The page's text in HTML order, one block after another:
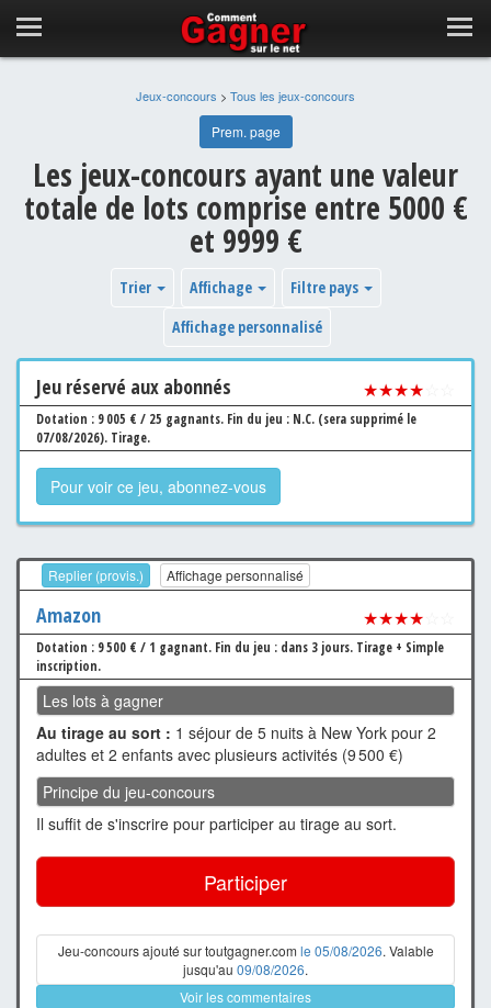
Jeux-concours > Tous les jeux-concours
Prem. page
Les jeux-concours ayant une valeur
totale de lots comprise entre 5000 €
et 9999 €
Trier Affichage
Filtre pays
Affichage personnalisé
Jeu réservé aux abonnés ★★★★
Dotation : 9 005 € / 25 gagnants. Fin du jeu : N.C. (sera supprimé le
07/08/2026). Tirage.
Pour voir ce jeu, abonnez-vous
Replier (provis.) Affichage personnalisé
Amazon ★★★★
Dotation : 9 500 € / 1 gagnant. Fin du jeu : dans 3 jours. Tirage + Simple
inscription.
Les lots à gagner
Au tirage au sort : 1 séjour de 5 nuits à New York pour 2
adultes et 2 enfants avec plusieurs activités (9 500 €)
Principe du jeu-concours
Il suffit de s'inscrire pour participer au tirage au sort.
Participer
Jeu-concours ajouté sur toutgagner.com le 05/08/2026. Valable
jusqu'au 09/08/2026.
Voir les commentaires